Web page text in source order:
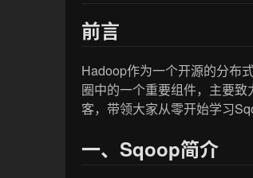
前言
Hadoop作为一个开源的分布
圈中的一个重要组件，主要
客，带领大家从零开始学习
一、Sqoop简介